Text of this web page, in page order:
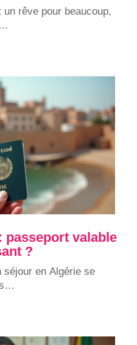
rêve pour beaucoup,
…
passeport valable
?
séjour en Algérie se
…